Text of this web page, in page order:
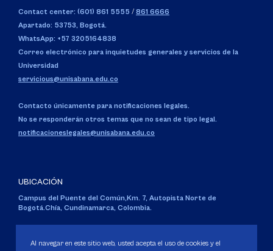
Contact center: (601) 861 5555 / 861 6666
Apartado: 53753, Bogotá.
WhatsApp: +57 3205164838
Correo electrónico para inquietudes generales y servicios de la
Universidad
servicious@unisabana.edu.co
Contacto únicamente para notificaciones legales.
No se responderán otros temas que no sean de tipo legal.
notificacioneslegales@unisabana.edu.co
UBICACIÓN
Campus del Puente del Común, Km. 7, Autopista Norte de
Bogotá.Chía, Cundinamarca, Colombia.
Personería Jurídica:Resolución 130 del 14 de enero de 1980.
Al navegar en este sitio web, usted acepta el uso de cookies y el